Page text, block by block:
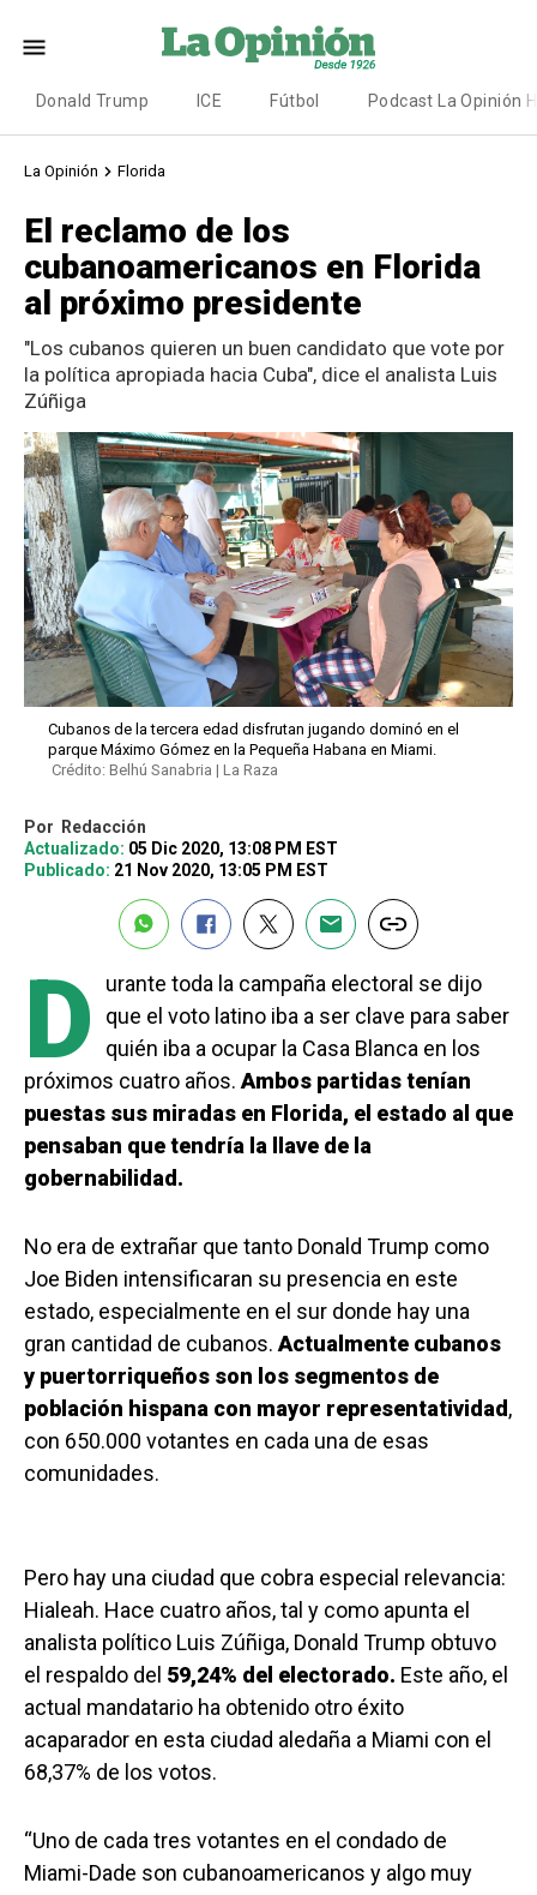
Donald Trump ICE Fútbol Podcast La Opinión
La Opinión Florida
El reclamo de los
cubanoamericanos en Florida
al próximo presidente
"Los cubanos quieren un buen candidato que vote por
la política apropiada hacia Cuba", dice el analista Luis
Zúñiga
Cubanos de la tercera edad disfrutan jugando dominó en el
parque Máximo Gómez en la Pequeña Habana en Miami.
Crédito: Belhú Sanabria | La Raza
Por
Redacción
Actualizado: 05 Dic 2020, 13:08 PM EST
Publicado: 21 Nov 2020, 13:05 PM EST
D
urante toda la campaña electoral se dijo
que el voto latino iba a ser clave para saber
quién iba a ocupar la Casa Blanca en los
próximos cuatro años.Ambos partidas tenían
puestas sus miradas en Florida, el estado al que
pensaban que tendría la llave de la
gobernabilidad.
No era de extrañar que tanto Donald Trump como
Joe Biden intensificaran su presencia en este
estado, especialmente en el sur donde hay una
gran cantidad de cubanos.Actualmente cubanos
y puertorriqueños son los segmentos de
población hispana con mayor representatividad,
con 650.000 votantes en cada una de esas
comunidades.
Pero hay una ciudad que cobra especial relevancia:
Hialeah. Hace cuatro años, tal y como apunta el
analista político Luis Zúñiga, Donald Trump obtuvo
el respaldo del 59,24% del electorado. Este año, el
actual mandatario ha obtenido otro éxito
acaparador en esta ciudad aledaña a Miami con el
68,37% de los votos.
“Uno de cada tres votantes en el condado de
Miami-Dade son cubanoamericanos y algo muy